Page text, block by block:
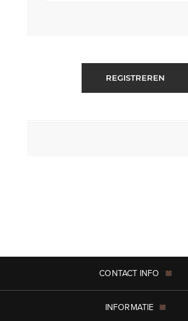
REGISTREREN
CONTACT INFO
INFORMATIE